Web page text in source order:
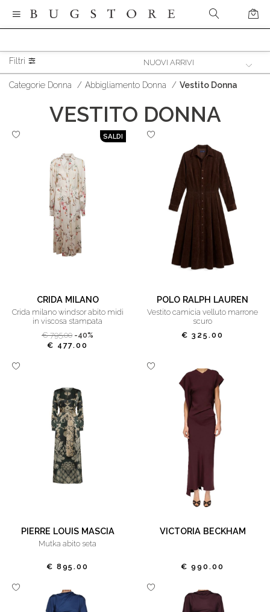
Filtri
Categorie Donna / Abbigliamento Donna / Vestito Donna
VESTITO DONNA
SALDI
CRIDA MILANO
crida milano windsor abito midi
in viscosa stampata
€ 795.00 -40%
€ 477.00
POLO RALPH LAUREN
vestito camicia velluto marrone
scuro
€ 325.00
PIERRE LOUIS MASCIA
mutka abito seta
€ 895.00
VICTORIA BECKHAM
€ 990.00